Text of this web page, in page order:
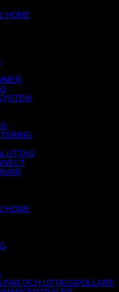
HOME
UTTAG
HOME
OCH UTTAGSPOLLARE